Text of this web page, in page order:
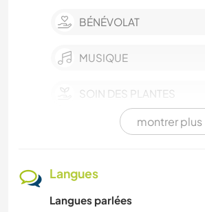
BÉNÉVOLAT
MUSIQUE
SOIN DES PLANTES
LANGUES
CUISINE ET ALIMENTATION
montrer plus
Langues
Langues parlées